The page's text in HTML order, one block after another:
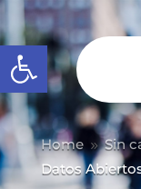
Abrir barra de
Home 9 Sin
Datos